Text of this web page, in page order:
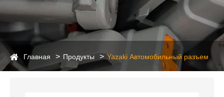
Главная Продукты Yazaki Автомобильный разъем